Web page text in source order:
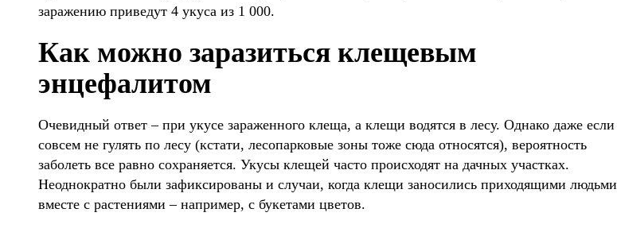
заражению приведут 4 укуса из 1 000.
Как можно заразиться клещевым
энцефалитом
Очевидный ответ – при укусе зараженного клеща, а клещи водятся в лесу. Однако даже если
совсем не гулять по лесу (кстати, лесопарковые зоны тоже сюда относятся), вероятность
заболеть все равно сохраняется. Укусы клещей часто происходят на дачных участках.
Неоднократно были зафиксированы и случаи, когда клещи заносились приходящими людьми
вместе с растениями – например, с букетами цветов.